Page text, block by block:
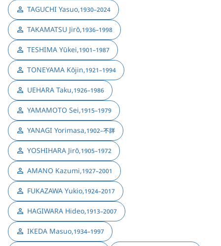
TAGUCHI Yasuo,1930–2024
TAKAMATSU Jirō,1936–1998
TESHIMA Yūkei,1901–1987
TONEYAMA Kōjin,1921–1994
UEHARA Taku,1926–1986
YAMAMOTO Sei,1915–1979
YANAGI Yorimasa,1902–不詳
YOSHIHARA Jirō,1905–1972
AMANO Kazumi,1927–2001
FUKAZAWA Yukio,1924–2017
HAGIWARA Hideo,1913–2007
IKEDA Masuo,1934–1997